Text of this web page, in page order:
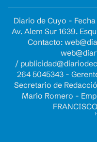
Diario de Cuyo -
Av. Alem Sur 1639.
Contacto:
/
264 5045343 -
Secretario de
Mario Romero -